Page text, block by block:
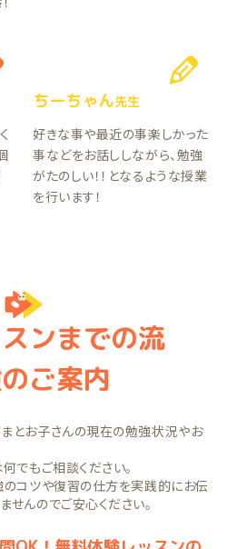
ちーちゃん先生
好きな事や最近の事楽しかった
事などをお話ししながら、勉強
がたのしい！！となるような授業
を行います！
ンまでの流
ご案内
とお子さんの現在の勉強状況やお
でもご相談ください。
のコツや復習の仕方を実践的にお伝
せんのでご安心ください。